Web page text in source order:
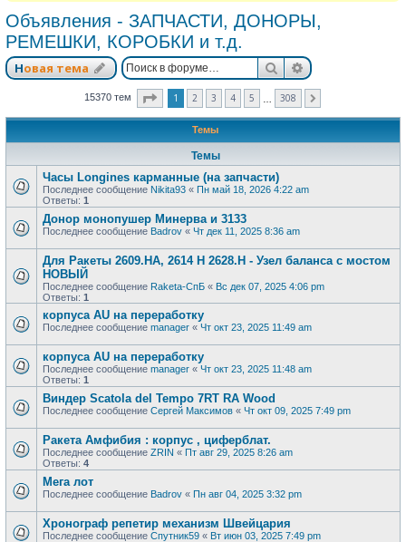
Объявления - ЗАПЧАСТИ, ДОНОРЫ,
РЕМЕШКИ, КОРОБКИ и т.д.
Новая тема ПоискРасширенный
15370 тем Страница из 308
1 2 3 4 5 308
Темы
Темы
Часы Longines карманные (на запчасти)
Последнее сообщение Nikita93 « Пн май 18, 2026 4:22 am
Ответы: 1
Донор монопушер Минерва и 3133
Последнее сообщение Badrov « Чт дек 11, 2025 8:36 am
Для Ракеты 2609.НА, 2614 Н 2628.Н - Узел баланса с мостом
НОВЫЙ
Последнее сообщение Raketa-СпБ « Вс дек 07, 2025 4:06 pm
Ответы: 1
корпуса AU на переработку
Последнее сообщение manager « Чт окт 23, 2025 11:49 am
корпуса AU на переработку
Последнее сообщение manager « Чт окт 23, 2025 11:48 am
Ответы: 1
Виндер Scatola del Tempo 7RT RA Wood
Последнее сообщение Сергей Максимов « Чт окт 09, 2025 7:49 pm
Ракета Амфибия : корпус , циферблат.
Последнее сообщение ZRIN « Пт авг 29, 2025 8:26 am
Ответы: 4
Мега лот
Последнее сообщение Badrov « Пн авг 04, 2025 3:32 pm
Хронограф репетир механизм Швейцария
Последнее сообщение Спутник59 « Вт июн 03, 2025 7:49 pm